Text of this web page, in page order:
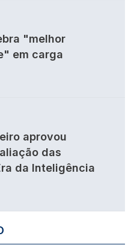
"melhor
em carga
aprovou
das
da Inteligência